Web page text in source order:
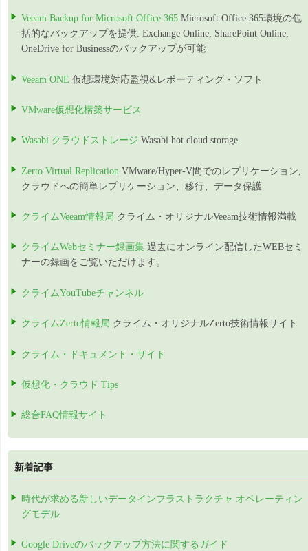
Veeam Backup for Microsoft Office 365 Microsoft Office 365環境の包
括的なバックアップを提供: Exchange Online, SharePoint Online,
OneDrive for Businessのバックアップが可能
Veeam ONE 仮想環境対応監視&レポーティング・ソフト
VMware仮想化構築サービス
Wasabi クラウドストレージ Wasabi hot cloud storage
Zerto Virtual Replication VMware/Hyper-V間でのレプリケーション,
クラウドへの簡単レプリケーション、移行、データ保護
クライムVeeam情報局 クライム・オリジナルVeeam技術情報満載
クライムWebセミナー録画集 過去にオンライン配信したWEBセミ
ナーの録画をご覧いただけます。
クライムYouTubeチャンネル
クライムZerto情報局 クライム・オリジナルZerto技術情報サイト
クライム・ドキュメント・サイト
仮想化・クラウド Tips
総合FAQ情報サイト
新着記事
時代が求める新しいデータインフラストラクチャ オペレーティン
グモデル
Google Driveのバックアップ方法に関するガイド